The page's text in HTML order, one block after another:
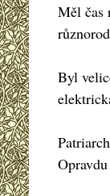
Měl čas
Byl